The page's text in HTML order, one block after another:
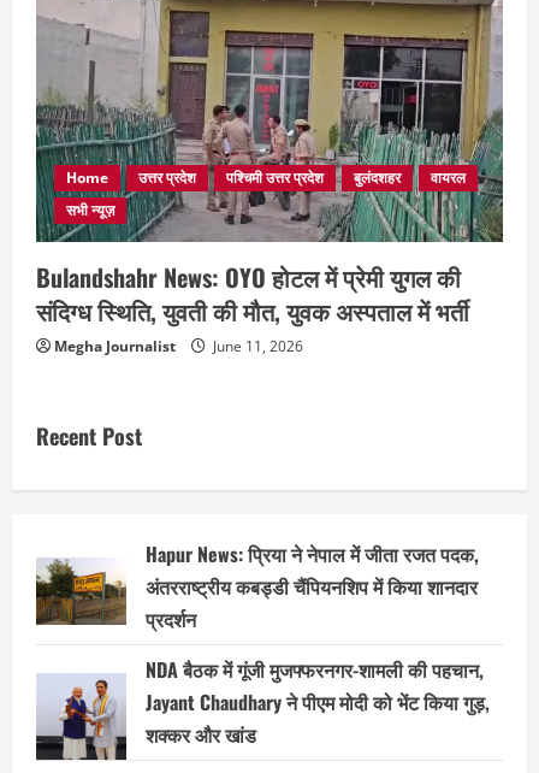
Home उत्तर प्रदेश पश्चिमी उत्तर प्रदेश बुलंदशहर
वायरल
सभी न्यूज़
Bulandshahr News: OYO होटल में प्रेमी युगल की
संदिग्ध स्थिति, युवती की मौत, युवक अस्पताल में भर्ती
Megha Journalist June 11, 2026
Recent Post
Hapur News: प्रिया ने नेपाल में जीता रजत पदक,
अंतरराष्ट्रीय कबड्डी चैंपियनशिप में किया शानदार
प्रदर्शन
NDA बैठक में गूंजी मुजफ्फरनगर-शामली की पहचान,
Jayant Chaudhary ने पीएम मोदी को भेंट किया गुड़,
शक्कर और खांड